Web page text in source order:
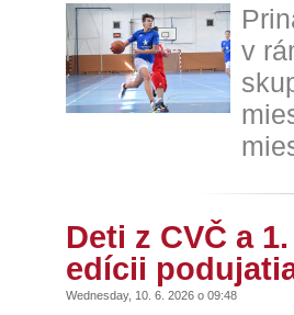
v
Deti z CVČ a
edícii
Wednesday, 10. 6. 2026 o 09:48